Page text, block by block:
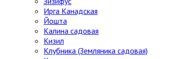
Ирга Канадская
Йошта
Калина садовая
Кизил
Клубника (Земляника садовая)